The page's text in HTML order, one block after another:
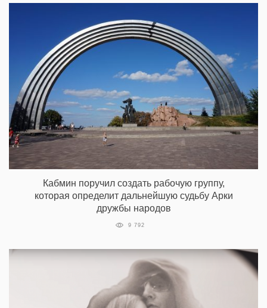
Кабмин поручил создать рабочую группу,
которая определит дальнейшую судьбу Арки
дружбы народов
9 792